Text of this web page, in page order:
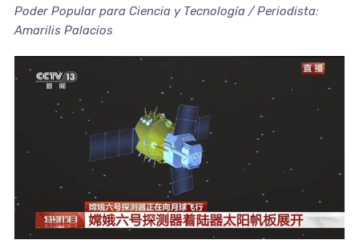
Poder Popular para Ciencia y Tecnología / Periodista:
Amarilis Palacios